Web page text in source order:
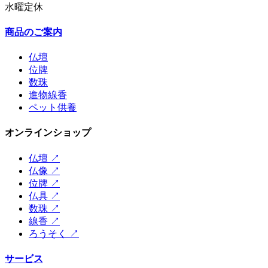
水曜定休
商品のご案内
仏壇
位牌
数珠
進物線香
ペット供養
オンラインショップ
仏壇 ↗
仏像 ↗
位牌 ↗
仏具 ↗
数珠 ↗
線香 ↗
ろうそく
↗
サービス